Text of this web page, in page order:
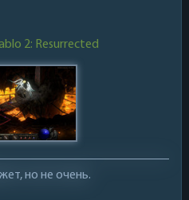
2: Resurrected
но не очень.